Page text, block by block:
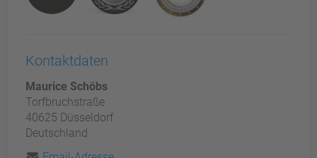
Kontaktdaten
Maurice Schöbs
Torfbruchstraße
40625 Düsseldorf
Deutschland